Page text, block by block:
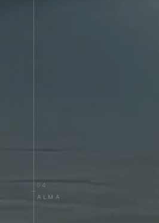
04
ALMA